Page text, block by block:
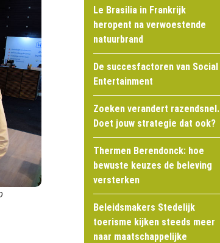
Le Brasilia in Frankrijk
heropent na verwoestende
natuurbrand
De succesfactoren van Social
Entertainment
Zoeken verandert razendsnel.
Doet jouw strategie dat ook?
Thermen Berendonck: hoe
bewuste keuzes de beleving
versterken
Beleidsmakers Stedelijk
toerisme kijken steeds meer
naar maatschappelijke